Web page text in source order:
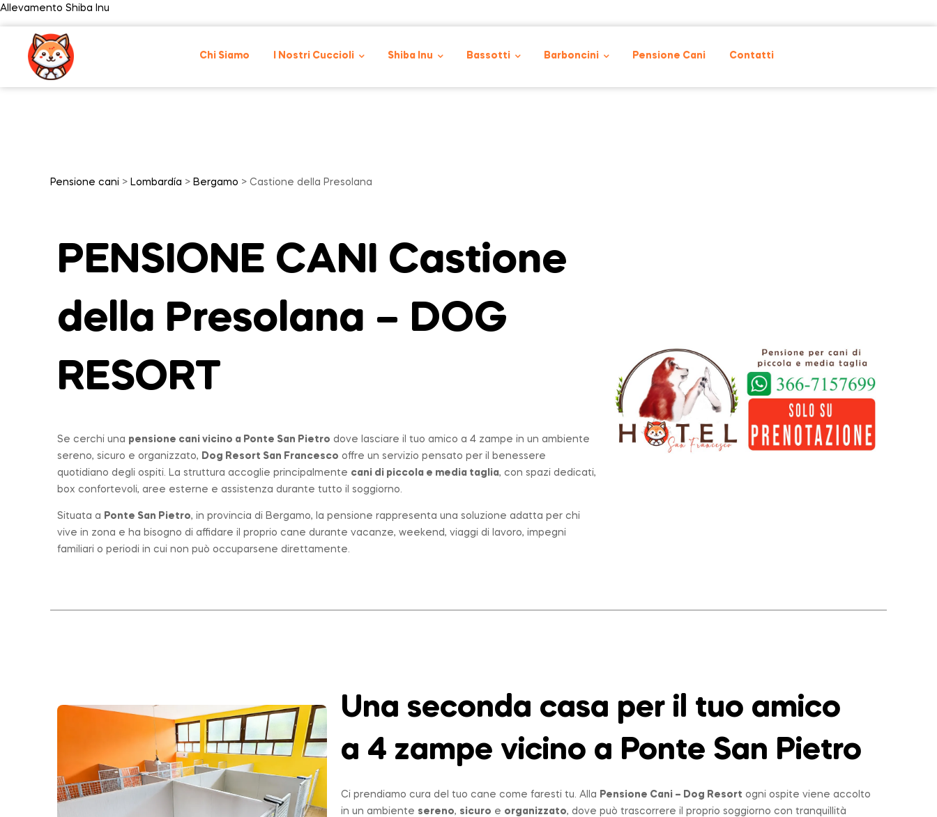
Allevamento Shiba Inu
Chi Siamo I Nostri Cuccioli Shiba Inu Bassotti Barboncini Pensione Cani Contatti
Pensione cani > Lombardía > Bergamo > Castione della Presolana
PENSIONE CANI Castione
della Presolana – DOG
RESORT
Se cerchi una pensione cani vicino a Ponte San Pietro dove lasciare il tuo amico a 4 zampe in un ambiente
sereno, sicuro e organizzato, Dog Resort San Francesco offre un servizio pensato per il benessere
quotidiano degli ospiti. La struttura accoglie principalmente cani di piccola e media taglia, con spazi dedicati,
box confortevoli, aree esterne e assistenza durante tutto il soggiorno.
Situata a Ponte San Pietro, in provincia di Bergamo, la pensione rappresenta una soluzione adatta per chi
vive in zona e ha bisogno di affidare il proprio cane durante vacanze, weekend, viaggi di lavoro, impegni
familiari o periodi in cui non può occuparsene direttamente.
Una seconda casa per il tuo amico
a 4 zampe vicino a Ponte San Pietro
Ci prendiamo cura del tuo cane come faresti tu. Alla Pensione Cani – Dog Resort ogni ospite viene accolto
in un ambiente sereno, sicuro e organizzato, dove può trascorrere il proprio soggiorno con tranquillità